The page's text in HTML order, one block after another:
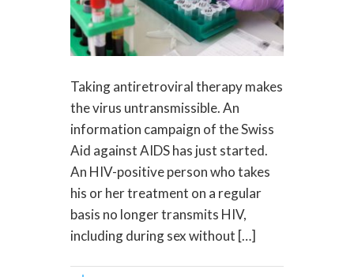
Taking antiretroviral therapy makes
the virus untransmissible. An
information campaign of the Swiss
Aid against AIDS has just started.
An HIV-positive person who takes
his or her treatment on a regular
basis no longer transmits HIV,
including during sex without […]